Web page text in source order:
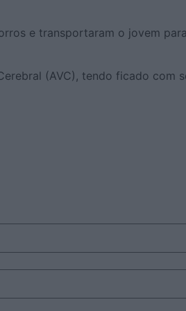
e transportaram o jovem
(AVC), tendo ficado com